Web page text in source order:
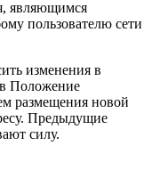
являющимся
пользователю сети
изменения в
Положение
размещения новой
Предыдущие
силу.